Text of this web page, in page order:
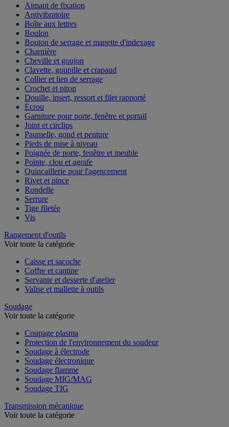
Aimant de fixation
Antivibratoire
Boîte aux lettres
Boulon
Bouton de serrage et manette d'indexage
Charnière
Cheville et goujon
Clavette, goupille et crapaud
Collier et lien de serrage
Crochet et piton
Douille, insert, ressort et filet rapporté
Écrou
Garniture pour porte, fenêtre et portail
Joint et circlips
Paumelle, gond et penture
Pieds de mise à niveau
Poignée de porte, fenêtre et meuble
Pointe, clou et agrafe
Quincaillerie pour l'agencement
Rivet et pince
Rondelle
Serrure
Tige filetée
Vis
Rangement d'outils
Voir toute la catégorie
Caisse et sacoche
Coffre et cantine
Servante et desserte d'atelier
Valise et mallette à outils
Soudage
Voir toute la catégorie
Coupage plasma
Protection de l'environnement du soudeur
Soudage à électrode
Soudage électronique
Soudage flamme
Soudage MIG/MAG
Soudage TIG
Transmission mécanique
Voir toute la catégorie